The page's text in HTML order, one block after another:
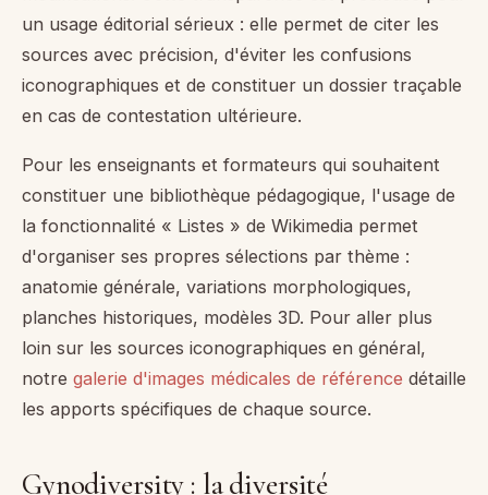
un usage éditorial sérieux : elle permet de citer les
sources avec précision, d'éviter les confusions
iconographiques et de constituer un dossier traçable
en cas de contestation ultérieure.
Pour les enseignants et formateurs qui souhaitent
constituer une bibliothèque pédagogique, l'usage de
la fonctionnalité « Listes » de Wikimedia permet
d'organiser ses propres sélections par thème :
anatomie générale, variations morphologiques,
planches historiques, modèles 3D. Pour aller plus
loin sur les sources iconographiques en général,
notre galerie d'images médicales de référence détaille
les apports spécifiques de chaque source.
Gynodiversity : la diversité